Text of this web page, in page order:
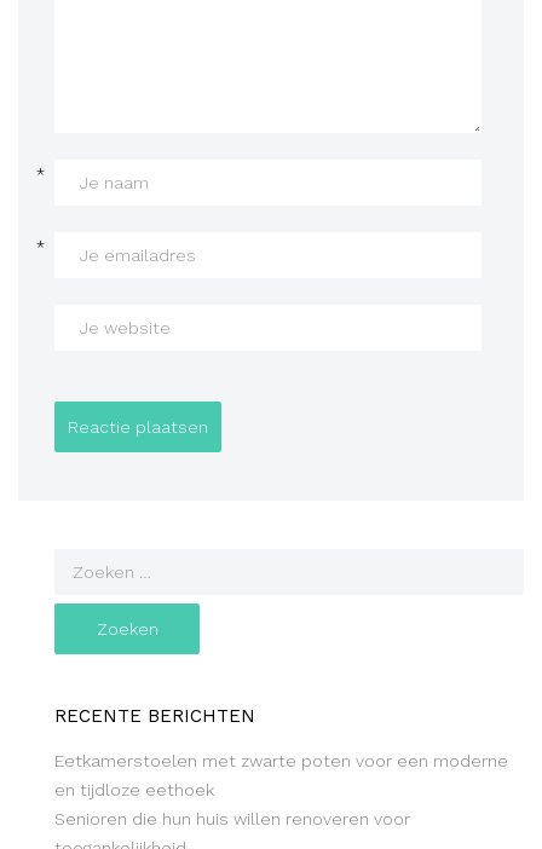
*
*
RECENTE BERICHTEN
Eetkamerstoelen met zwarte poten voor een moderne
en tijdloze eethoek
Senioren die hun huis willen renoveren voor